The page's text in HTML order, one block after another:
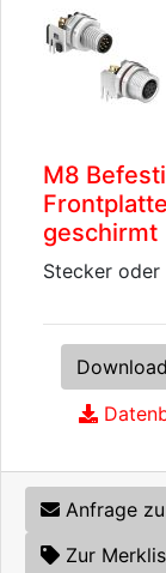
M8
geschirmt
Stecker oder
Anfrage
Zur